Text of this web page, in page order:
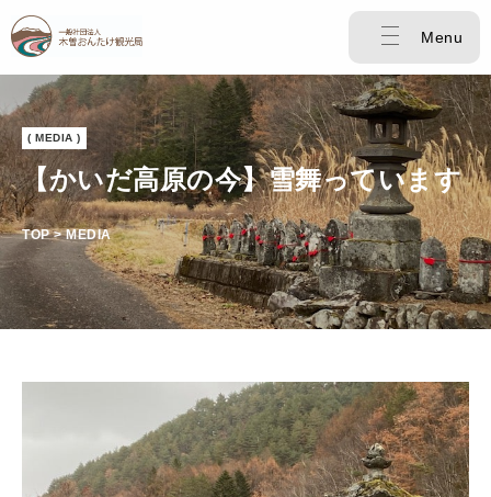
Menu
( MEDIA )
【かいだ高原の今】雪舞っています
TOP > MEDIA